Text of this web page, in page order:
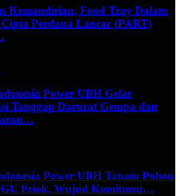
Kemandirian, Food Tray Dalam
Cipta Perdana Lancar (PART)
Power UBH Gelar
Tanggap Darurat Gempa dan
Power UBH Tanam Pohon
Priok, Wujud Komitmen…